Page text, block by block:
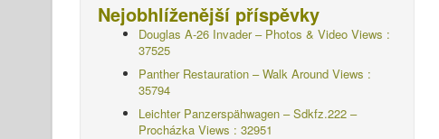
Nejobhlíženější příspěvky
Douglas A-26 Invader – Photos & Video Views :
37525
Panther Restauration – Walk Around Views :
35794
Leichter Panzerspähwagen – Sdkfz.222 –
Procházka Views : 32951